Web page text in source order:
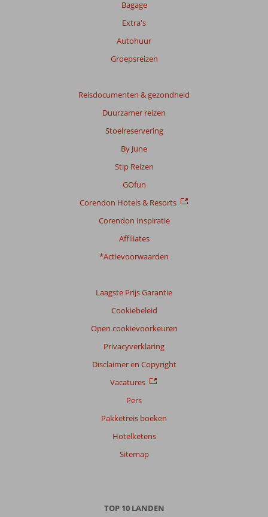
Bagage
Extra's
Autohuur
Groepsreizen
Reisdocumenten & gezondheid
Duurzamer reizen
Stoelreservering
By June
Stip Reizen
GOfun
Corendon Hotels & Resorts
Corendon Inspiratie
Affiliates
*Actievoorwaarden
Laagste Prijs Garantie
Cookiebeleid
Open cookievoorkeuren
Privacyverklaring
Disclaimer en Copyright
Vacatures
Pers
Pakketreis boeken
Hotelketens
Sitemap
TOP 10 LANDEN